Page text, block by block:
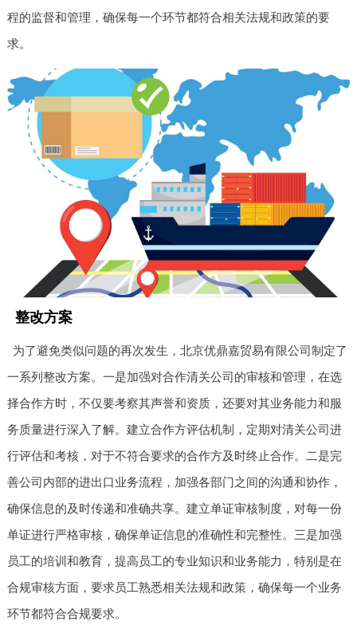
程的监督和管理，确保每一个环节都符合相关法规和政策的要
求。
整改方案
为了避免类似问题的再次发生，北京优鼎嘉贸易有限公司制定了
一系列整改方案。一是加强对合作清关公司的审核和管理，在选
择合作方时，不仅要考察其声誉和资质，还要对其业务能力和服
务质量进行深入了解。建立合作方评估机制，定期对清关公司进
行评估和考核，对于不符合要求的合作方及时终止合作。二是完
善公司内部的进出口业务流程，加强各部门之间的沟通和协作，
确保信息的及时传递和准确共享。建立单证审核制度，对每一份
单证进行严格审核，确保单证信息的准确性和完整性。三是加强
员工的培训和教育，提高员工的专业知识和业务能力，特别是在
合规审核方面，要求员工熟悉相关法规和政策，确保每一个业务
环节都符合合规要求。